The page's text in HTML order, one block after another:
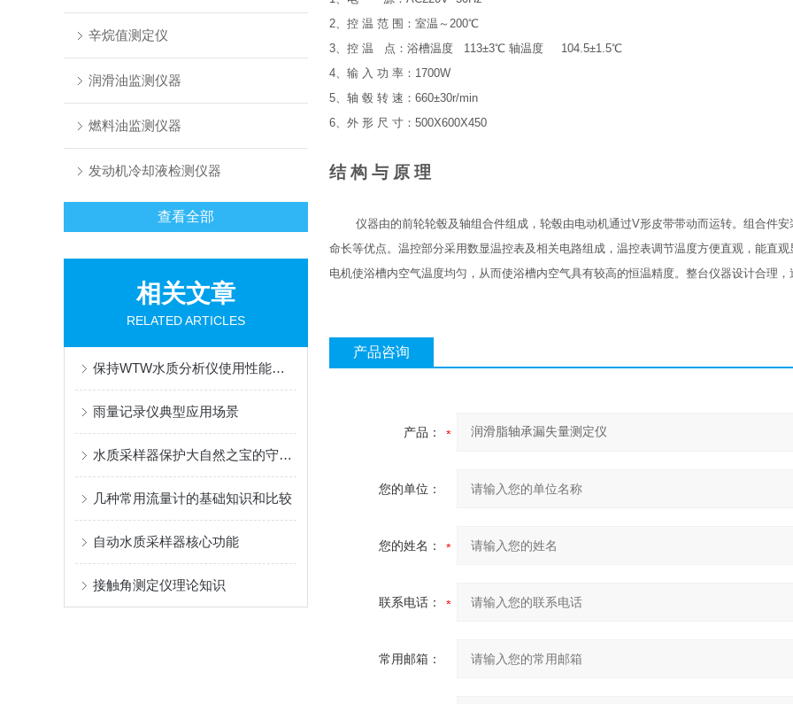
辛烷值测定仪
润滑油监测仪器
燃料油监测仪器
发动机冷却液检测仪器
查看全部
相关文章
RELATED ARTICLES
保持WTW水质分析仪使用性能有哪些小技巧
雨量记录仪典型应用场景
水质采样器保护大自然之宝的守护者
几种常用流量计的基础知识和比较
自动水质采样器核心功能
接触角测定仪理论知识
2、控 温 范 围：室温～200℃
3、控 温 点：浴槽温度 113±3℃ 轴温度 104.5±1.5℃
4、输 入 功 率：1700W
5、轴 毂 转 速：660±30r/min
6、外 形 尺 寸：500X600X450
结 构 与 原 理
仪器由的前轮轮毂及轴组合件组成，轮毂由电动机通过V形皮带带动而运转。组合件
命长等优点。温控部分采用数显温控表及相关电路组成，温控表调节温度方便直观，能直
电机使浴槽内空气温度均匀，从而使浴槽内空气具有较高的恒温精度。整台仪器设计合理
产品咨询
产品：
您的单位：
您的姓名：
联系电话：
常用邮箱：